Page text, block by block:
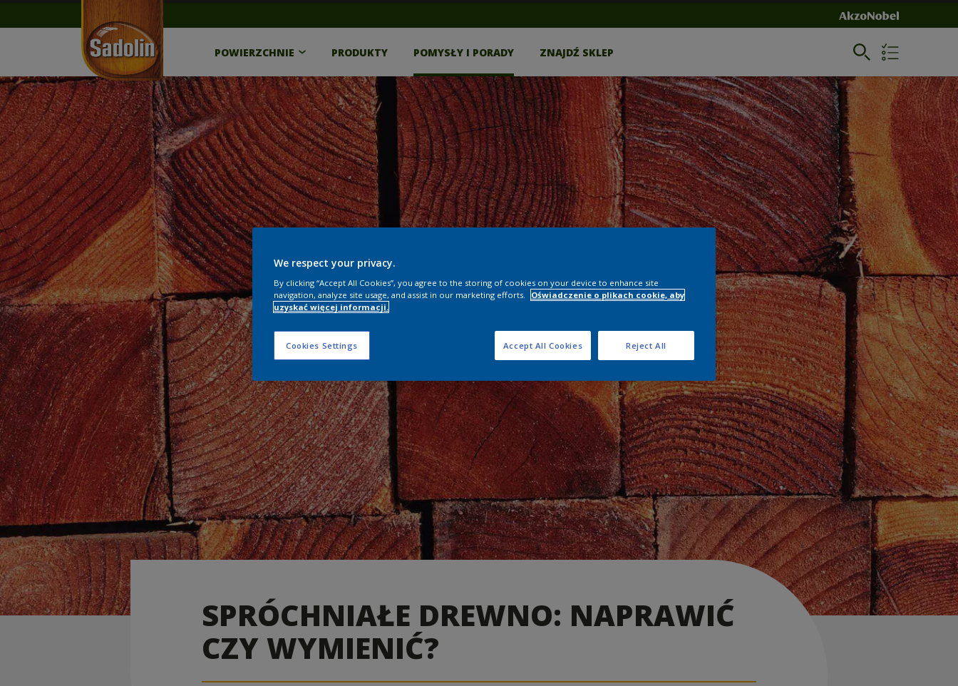
POWIERZCHNIE PRODUKTY POMYSŁY I PORADY ZNAJDŹ SKLEP
SPRÓCHNIAŁE DREWNO: NAPRAWIĆ
CZY WYMIENIĆ?
We respect your privacy.
By clicking “Accept All Cookies”, you agree to the storing of cookies on your device to enhance site
navigation, analyze site usage, and assist in our marketing efforts.
Oświadczenie o plikach cookie, aby
uzyskać więcej informacji.
Cookies Settings Reject All
Accept All Cookies